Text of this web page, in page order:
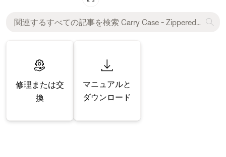
修理または交
換
マニュアルと
ダウンロード